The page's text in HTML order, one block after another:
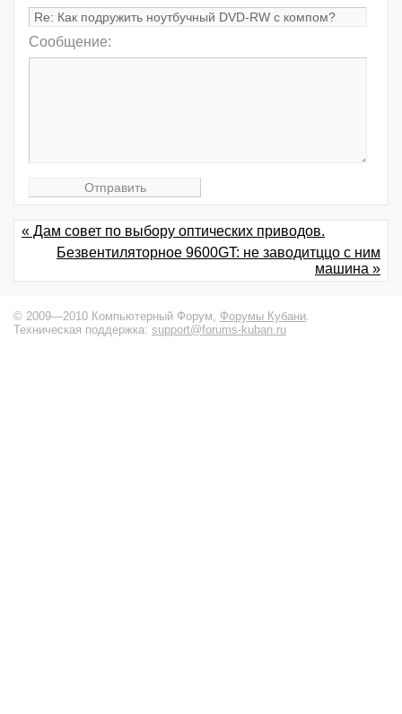
Сообщение:
« Дам совет по выбору оптических приводов.
Безвентиляторное 9600GT: не заводитццо с ним
машина »
© 2009—2010 Компьютерный Форум, Форумы Кубани
Техническая поддержка: support@forums-kuban.ru